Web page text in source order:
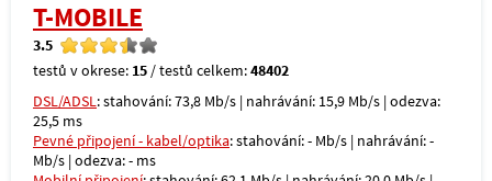
T-MOBILE
3.5
testů v okrese: 15 / testů celkem:48402
DSL/ADSL: stahování: 73,8 Mb/s | nahrávání: 15,9 Mb/s | odezva:
25,5 ms
Pevné připojení - kabel/optika: stahování: - Mb/s | nahrávání: -
Mb/s | odezva: - ms